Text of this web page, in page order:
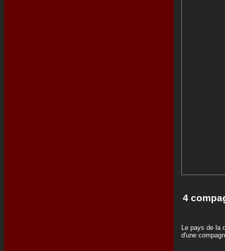
4
Le pays de la
d'une